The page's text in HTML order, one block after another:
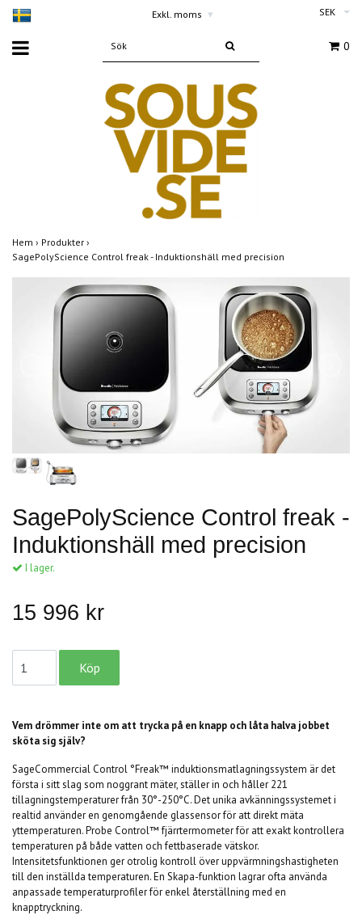
Exkl. moms ▾ SEK
0
Hem › Produkter ›
SagePolyScience Control freak - Induktionshäll med precision
SagePolyScience Control freak -
Induktionshäll med precision
I lager.
15 996 kr
Vem drömmer inte om att trycka på en knapp och låta halva jobbet
sköta sig själv?
SageCommercial Control °Freak™ induktionsmatlagningssystem är det
första i sitt slag som noggrant mäter, ställer in och håller 221
tillagningstemperaturer från 30°-250°C. Det unika avkänningssystemet i
realtid använder en genomgående glassensor för att direkt mäta
yttemperaturen. Probe Control™ fjärrtermometer för att exakt kontrollera
temperaturen på både vatten och fettbaserade vätskor.
Intensitetsfunktionen ger otrolig kontroll över uppvärmningshastigheten
till den inställda temperaturen. En Skapa-funktion lagrar ofta använda
anpassade temperaturprofiler för enkel återställning med en
knapptryckning.